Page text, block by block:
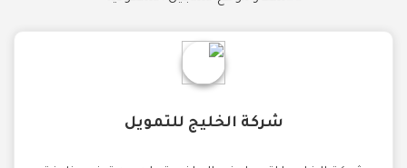
شركة الخليج للتمويل